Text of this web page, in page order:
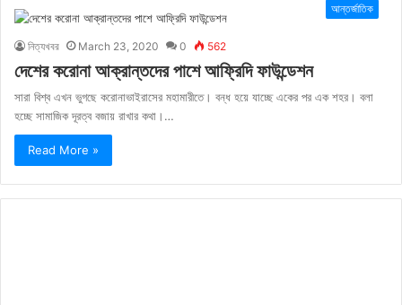
আন্তর্জাতিক
নিত্যখবর March 23, 2020 0 562
দেশের করোনা আক্রান্তদের পাশে আফ্রিদি ফাউন্ডেশন
সারা বিশ্ব এখন ভুগছে করোনাভাইরাসের মহামারীতে। বন্ধ হয়ে যাচ্ছে একের পর এক শহর। বলা
হচ্ছে সামাজিক দূরত্ব বজায় রাখার কথা।…
Read More »